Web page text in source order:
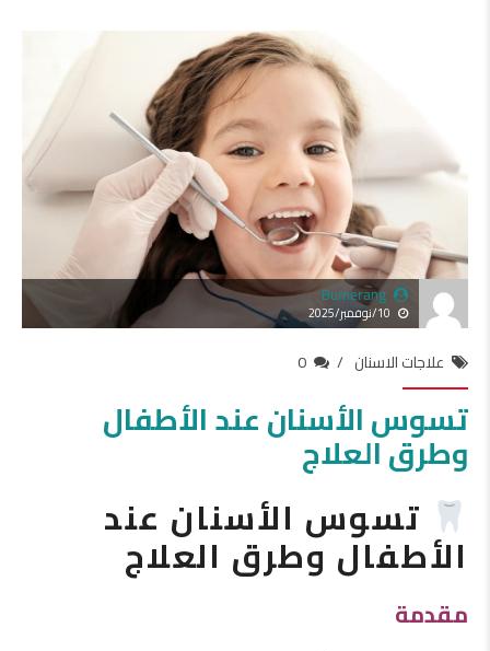
Bumerang
10/نوفمبر/2025
علاجات الاسنان 0
تسوس الأسنان عند الأطفال
وطرق العلاج
تسوس الأسنان عند
الأطفال وطرق العلاج
مقدمة